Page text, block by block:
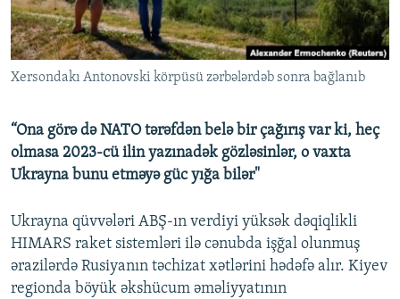
İNFOQRAFIKA
KARIKATURA
AZƏRBAYCAN ƏDƏBIYYATI KITABXANASI
İSLAM VƏ DEMOKRATIYA
İZ - MƏDƏNIYYƏT PROQRAMI
MISSIYAMIZ
PEŞƏ ETIKASI VƏ JURNALISTIKA STANDARTLARIMIZ
MATERIALLARIMIZDAN ISTIFADƏ
BIZIMLƏ ƏLAQƏ
XƏBƏR BÜLLETENLƏRIMIZ
BIZI IZLƏ
Xersondakı Antonovski körpüsü zərbələrdəb sonra bağlanıb
“Ona görə də NATO tərəfdən belə bir çağırış var ki, heç
olmasa 2023-cü ilin yazınadək gözləsinlər, o vaxta
Ukrayna bunu etməyə güc yığa bilər"
Ukrayna qüvvələri ABŞ-ın verdiyi yüksək dəqiqlikli
HIMARS raket sistemləri ilə cənubda işğal olunmuş
ərazilərdə Rusiyanın təchizat xətlərini hədəfə alır. Kiyev
regionda böyük əkshücum əməliyyatının